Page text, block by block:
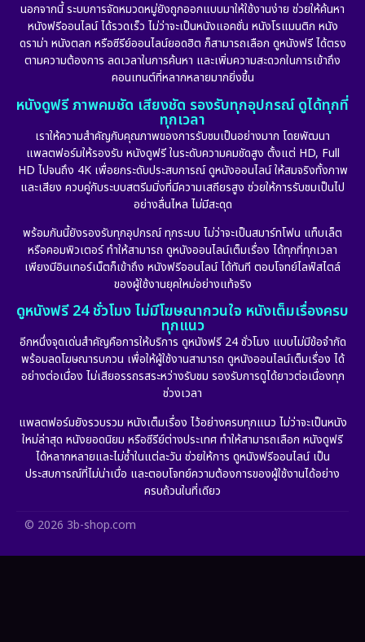
Drama ดราม่า (898)
Dystopian (17)
Emotional (101)
Epic มหากาพย์ (17)
Erotic (10)
Fantasy จินตนาการ (265)
Film
Gothic (6)
HBO GO (11)
HBO Max (2)
Healing
Heist (7)
นอกจากนี้ ระบบการจัดหมวดหมู่ยังถูกออกแบบมาให้ใช้งานง่าย ช่วยให้ค้นหา
หนังฟรีออนไลน์ ได้รวดเร็ว ไม่ว่าจะเป็นหนังแอคชั่น หนังโรแมนติก หนัง
ดราม่า หนังตลก หรือซีรีย์ออนไลน์ยอดฮิต ก็สามารถเลือก ดูหนังฟรี ได้ตรง
ตามความต้องการ ลดเวลาในการค้นหา และเพิ่มความสะดวกในการเข้าถึง
คอนเทนต์ที่หลากหลายมากยิ่งขึ้น
หนังดูฟรี ภาพคมชัด เสียงชัด รองรับทุกอุปกรณ์ ดูได้ทุกที่
ทุกเวลา
เราให้ความสำคัญกับคุณภาพของการรับชมเป็นอย่างมาก โดยพัฒนา
แพลตฟอร์มให้รองรับ หนังดูฟรี ในระดับความคมชัดสูง ตั้งแต่ HD, Full
HD ไปจนถึง 4K เพื่อยกระดับประสบการณ์ ดูหนังออนไลน์ ให้สมจริงทั้งภาพ
และเสียง ควบคู่กับระบบสตรีมมิ่งที่มีความเสถียรสูง ช่วยให้การรับชมเป็นไป
อย่างลื่นไหล ไม่มีสะดุด
พร้อมกันนี้ยังรองรับทุกอุปกรณ์ ทุกระบบ ไม่ว่าจะเป็นสมาร์ทโฟน แท็บเล็ต
หรือคอมพิวเตอร์ ทำให้สามารถ ดูหนังออนไลน์เต็มเรื่อง ได้ทุกที่ทุกเวลา
เพียงมีอินเทอร์เน็ตก็เข้าถึง หนังฟรีออนไลน์ ได้ทันที ตอบโจทย์ไลฟ์สไตล์
ของผู้ใช้งานยุคใหม่อย่างแท้จริง
ดูหนังฟรี 24 ชั่วโมง ไม่มีโฆษณากวนใจ หนังเต็มเรื่องครบ
ทุกแนว
อีกหนึ่งจุดเด่นสำคัญคือการให้บริการ ดูหนังฟรี 24 ชั่วโมง แบบไม่มีข้อจำกัด
พร้อมลดโฆษณารบกวน เพื่อให้ผู้ใช้งานสามารถ ดูหนังออนไลน์เต็มเรื่อง ได้
อย่างต่อเนื่อง ไม่เสียอรรถรสระหว่างรับชม รองรับการดูได้ยาวต่อเนื่องทุก
ช่วงเวลา
แพลตฟอร์มยังรวบรวม หนังเต็มเรื่อง ไว้อย่างครบทุกแนว ไม่ว่าจะเป็นหนัง
ใหม่ล่าสุด หนังยอดนิยม หรือซีรีย์ต่างประเทศ ทำให้สามารถเลือก หนังดูฟรี
ได้หลากหลายและไม่ซ้ำในแต่ละวัน ช่วยให้การ ดูหนังฟรีออนไลน์ เป็น
ประสบการณ์ที่ไม่น่าเบื่อ และตอบโจทย์ความต้องการของผู้ใช้งานได้อย่าง
ครบถ้วนในที่เดียว
© 2026 3b-shop.com